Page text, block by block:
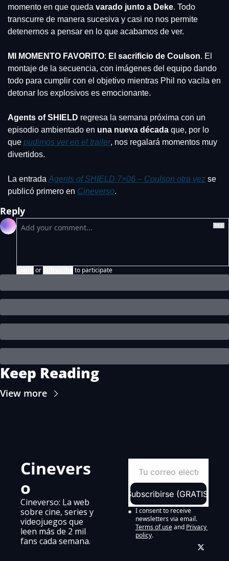
momento en que queda varado junto a Deke. Todo
transcurre de manera sucesiva y casi no nos permite
detenernos a pensar en lo que acabamos de ver.
MI MOMENTO FAVORITO: El sacrificio de Coulson. El
montaje de la secuencia, con imágenes del equipo dando
todo para cumplir con el objetivo mientras Phil no vacila en
detonar los explosivos es emocionante.
Agents of SHIELD regresa la semana próxima con un
episodio ambientado en una nueva década que, por lo
que pudimos ver en el trailer, nos regalará momentos muy
divertidos.
La entrada Agents of SHIELD 7×06 – Coulson otra vez se
publicó primero en Cineverso.
Reply
or to participate
Keep Reading
View more
Cinevers
o
Cineverso: La web
sobre cine, series y
videojuegos que
leen más de 2 mil
fans cada semana.
Subscribirse (GRATIS)
I consent to receive
newsletters via email.
Terms of use and Privacy
policy.